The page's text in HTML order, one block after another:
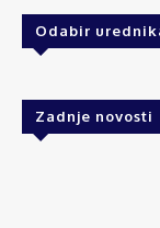
Odabir
Zadnje novosti